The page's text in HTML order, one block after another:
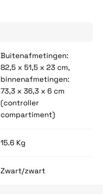
Buitenafmetingen:
82,5 x 51,5 x 23 cm,
binnenafmetingen:
73,3 x 36,3 x 6 cm
(controller
compartiment)
15.6 Kg
Zwart/zwart